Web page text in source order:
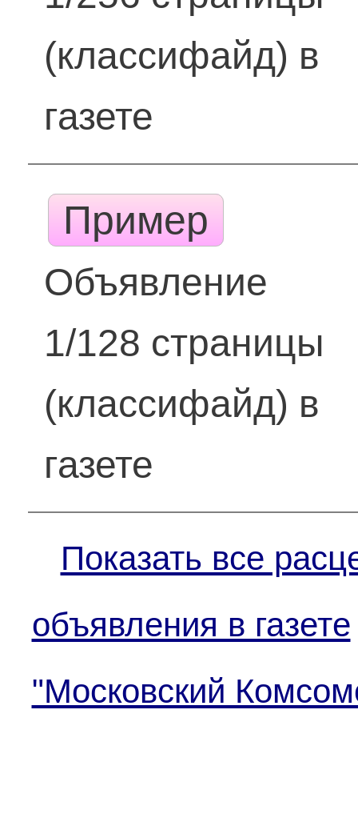
(классифайд) в
газете
Пример
Объявление
1/128 страницы
(классифайд) в
газете
Показать все
объявления в газете
"Московский